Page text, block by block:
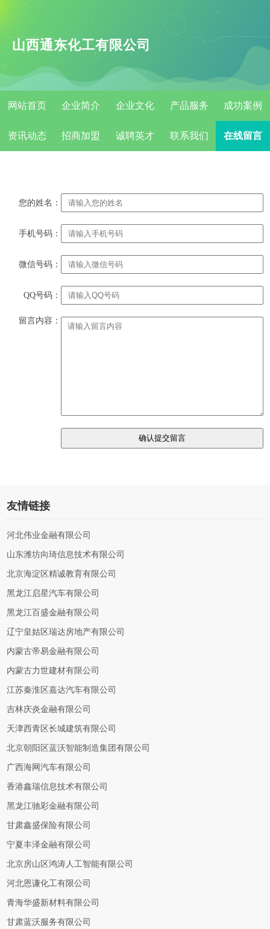
山西通东化工有限公司
网站首页 企业简介 企业文化 产品服务 成功案例
资讯动态 招商加盟 诚聘英才 联系我们 在线留言
您的姓名：
手机号码：
微信号码：
QQ号码：
留言内容：
友情链接
河北伟业金融有限公司
山东潍坊向琦信息技术有限公司
北京海淀区精诚教育有限公司
黑龙江启星汽车有限公司
黑龙江百盛金融有限公司
辽宁皇姑区瑞达房地产有限公司
内蒙古帝易金融有限公司
内蒙古力世建材有限公司
江苏秦淮区嘉达汽车有限公司
吉林庆炎金融有限公司
天津西青区长城建筑有限公司
北京朝阳区蓝沃智能制造集团有限公司
广西海网汽车有限公司
香港鑫瑞信息技术有限公司
黑龙江驰彩金融有限公司
甘肃鑫盛保险有限公司
宁夏丰泽金融有限公司
北京房山区鸿涛人工智能有限公司
河北恩谦化工有限公司
青海华盛新材料有限公司
甘肃蓝沃服务有限公司